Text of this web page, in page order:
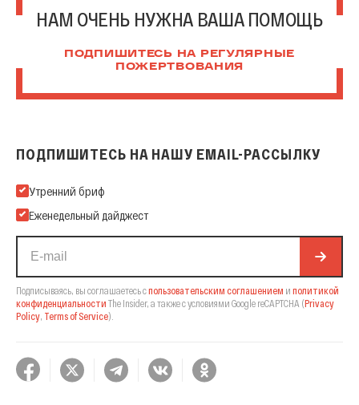
НАМ ОЧЕНЬ НУЖНА ВАША ПОМОЩЬ
ПОДПИШИТЕСЬ НА РЕГУЛЯРНЫЕ
ПОЖЕРТВОВАНИЯ
ПОДПИШИТЕСЬ НА НАШУ EMAIL-РАССЫЛКУ
Подпишитесь на нашу Email-рассылку
Утренний бриф
Еженедельный дайджест
Подписываясь, вы соглашаетесь спользовательским соглашением и политикой
конфиденциальности The Insider, а также с условиями Google reCAPTCHA (Privacy
Policy Terms of Service).